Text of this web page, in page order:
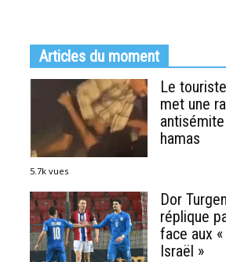
Articles du moment
Le
met une
hamas
5.7k vues
Dor
réplique
face aux
Israël »